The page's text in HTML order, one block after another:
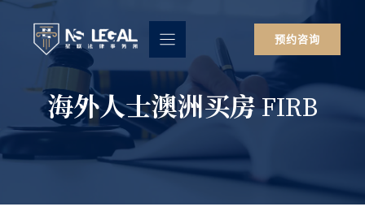
预约咨询
海外人士澳洲买房 FIRB